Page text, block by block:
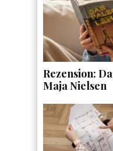
Rezension:
Maja Nielsen